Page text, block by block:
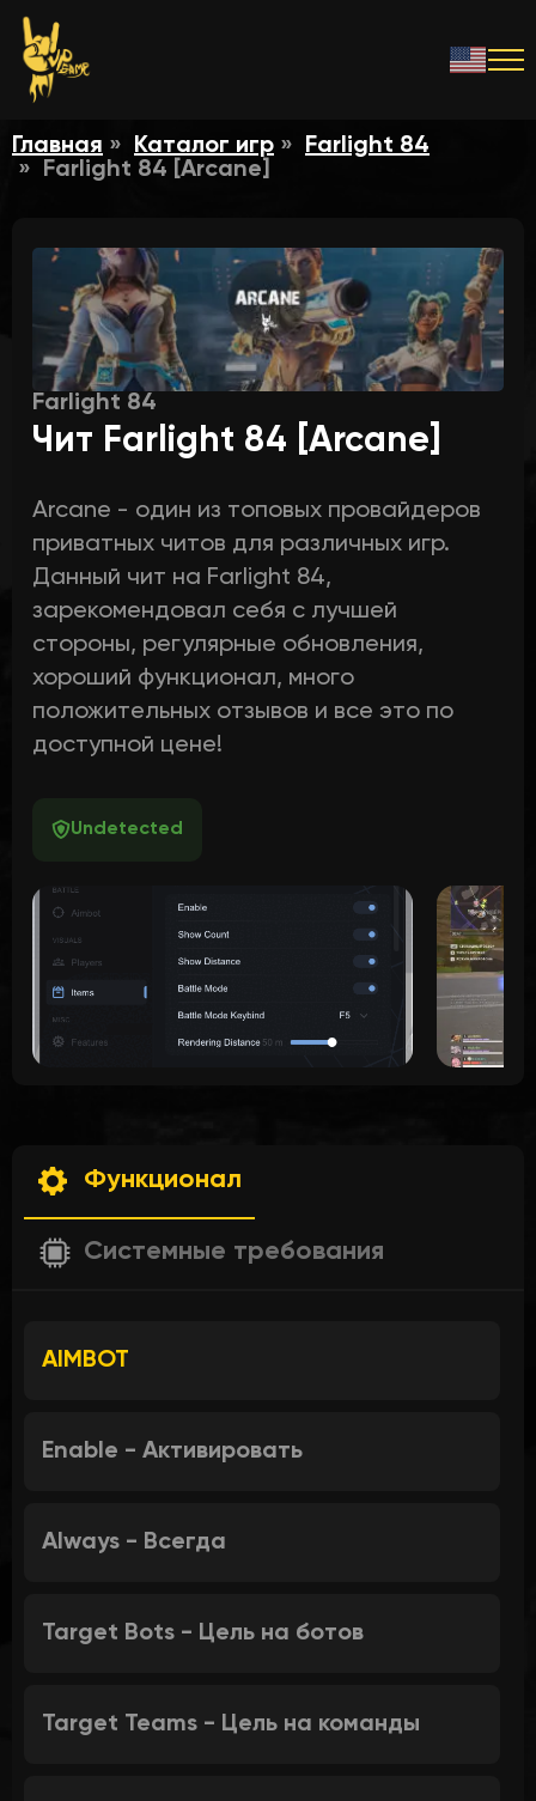
Главная Каталог игр
Farlight 84
Farlight 84 [Arcane]
Farlight 84
Чит Farlight 84 [Arcane]
Arcane - один из топовых провайдеров
приватных читов для различных игр.
Данный чит на Farlight 84,
зарекомендовал себя с лучшей
стороны, регулярные обновления,
хороший функционал, много
положительных отзывов и все это по
доступной цене!
Undetected
Функционал
Системные требования
AIMBOT
Enable - Активировать
Always - Всегда
Target Bots - Цель на ботов
Target Teams - Цель на команды